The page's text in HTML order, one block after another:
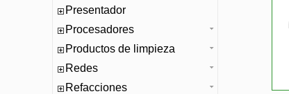
Presentador
Procesadores
Productos de limpieza
Redes
Refacciones